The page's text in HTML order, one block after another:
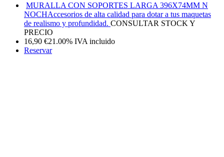
MURALLA CON SOPORTES LARGA 396X74MM N
NOCHAccesorios de alta calidad para dotar a tus maquetas
de realismo y profundidad. CONSULTAR STOCK Y
PRECIO
16,90 €21.00% IVA incluido
Reservar